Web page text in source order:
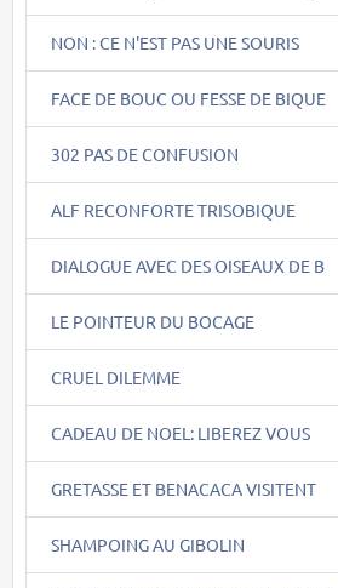
NON : CE N'EST PAS UNE SOURIS
FACE DE BOUC OU FESSE DE BIQUE
302 PAS DE CONFUSION
ALF RECONFORTE TRISOBIQUE
DIALOGUE AVEC DES OISEAUX DE B
LE POINTEUR DU BOCAGE
CRUEL DILEMME
CADEAU DE NOEL: LIBEREZ VOUS
GRETASSE ET BENACACA VISITENT
SHAMPOING AU GIBOLIN